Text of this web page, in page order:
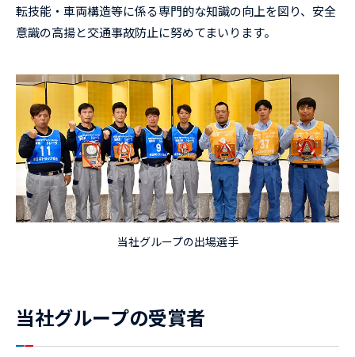
転技能・車両構造等に係る専門的な知識の向上を図り、安全
意識の高揚と交通事故防止に努めてまいります。
当社グループの出場選手
当社グループの受賞者